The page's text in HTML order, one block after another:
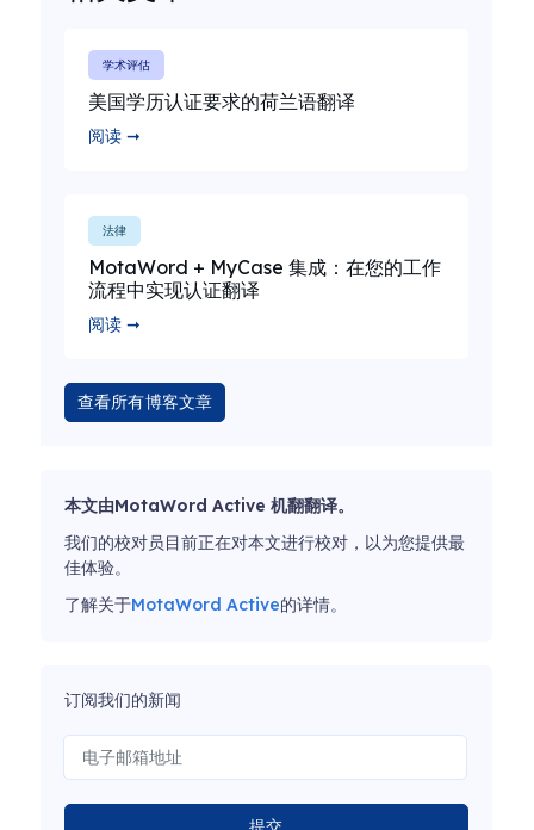
学术评估
美国学历认证要求的荷兰语翻译
阅读 ➞
法律
MotaWord + MyCase 集成：在您的工作
流程中实现认证翻译
阅读 ➞
查看所有博客文章
本文由MotaWord Active 机翻翻译。
我们的校对员目前正在对本文进行校对，以为您提供最
佳体验。
了解关于MotaWord Active的详情。
订阅我们的新闻